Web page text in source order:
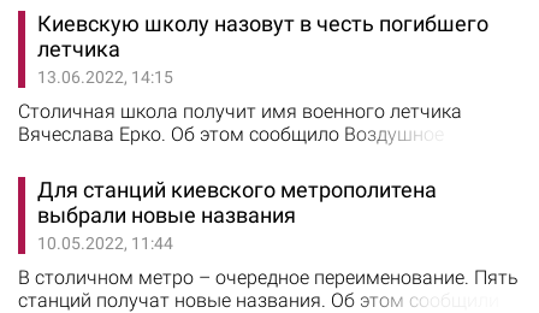
Соответствующая петиция зарегистрирована на сайте
Киевского горсовета. По мнению автора петиции,
переименование Северного моста в честь Валерия
Залужного станет символическим шагом, поскольку
генерал обеспечивает защиту и единство Украины. …
Киевскую школу назовут в честь погибшего
летчика
13.06.2022, 14:15
Столичная школа получит имя военного летчика
Вячеслава Ерко. Об этом сообщило Воздушное
выступили военнослужащие и командование бригады
тактической авиации воздушного командования
"Центр". “В первый день полномасштабного вторжения
Вячеслав Ерко был первым среди поднявшихся на
защиту нашей…
Для станций киевского метрополитена
выбрали новые названия
10.05.2022, 11:44
В столичном метро – очередное переименование. Пять
станций получат новые названия. Об этом сообщили